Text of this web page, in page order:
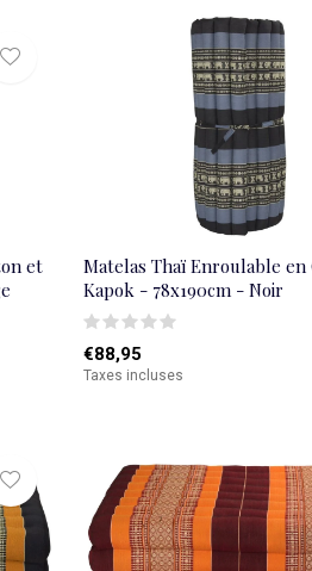
et
Matelas Thaï Enroulable
Kapok - 78x190cm - Noir
€88,95
Taxes incluses